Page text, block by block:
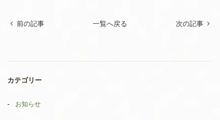
前の記事 一覧へ戻る 次の記事
カテゴリー
お知らせ